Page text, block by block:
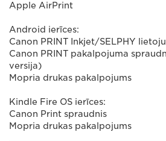
Apple AirPrint
Android ierīces:
Canon PRINT Inkjet/SELPHY
Canon PRINT pakalpojuma
versija)
Mopria drukas pakalpojums
Kindle Fire OS ierīces:
Canon Print spraudnis
Mopria drukas pakalpojums